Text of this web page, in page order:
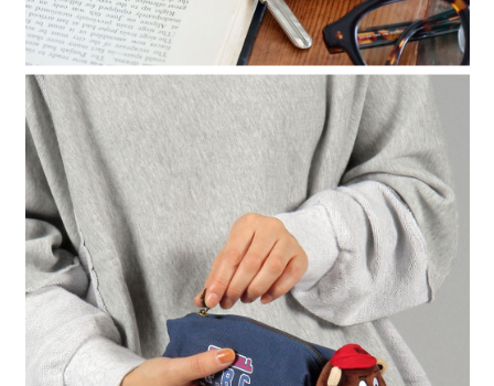
４．使用「AFTEE先享後付」時，將依據個別帳號之用戶狀況，依本公司即
時審查核予不同之上限額度；若仍有額度不足之情形，本公司將視審查結果
請求用戶進行身份認證。
５．嚴禁一人註冊多個帳號或使用他人資訊註冊。若發現惡意使用之情形，
恩沛科技股份有限公司將有權停止該用戶之使用額度並採取法律行動。